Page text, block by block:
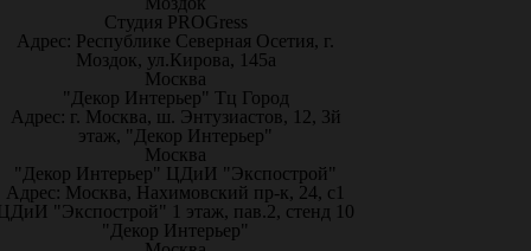
Студия PROGress
Адрес: Республике Северная Осетия, г.
Моздок, ул.Кирова, 145а
Москва
"Декор Интерьер" Тц Город
Адрес: г. Москва, ш. Энтузиастов, 12, 3й
этаж, "Декор Интерьер"
Москва
"Декор Интерьер" ЦДиИ "Экспострой"
Адрес: Москва, Нахимовский пр-к, 24, с1
"Экспострой" 1 этаж, пав.2, стенд 10
"Декор Интерьер"